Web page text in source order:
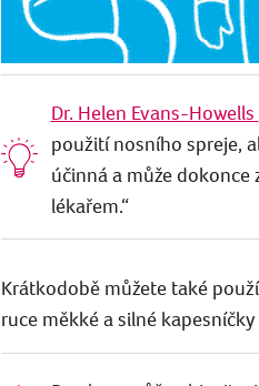
Dr. Helen Evans-Howells
použití nosního spreje,
účinná a může
lékařem.“
Krátkodobě můžete také
ruce měkké a silné kapesníčky